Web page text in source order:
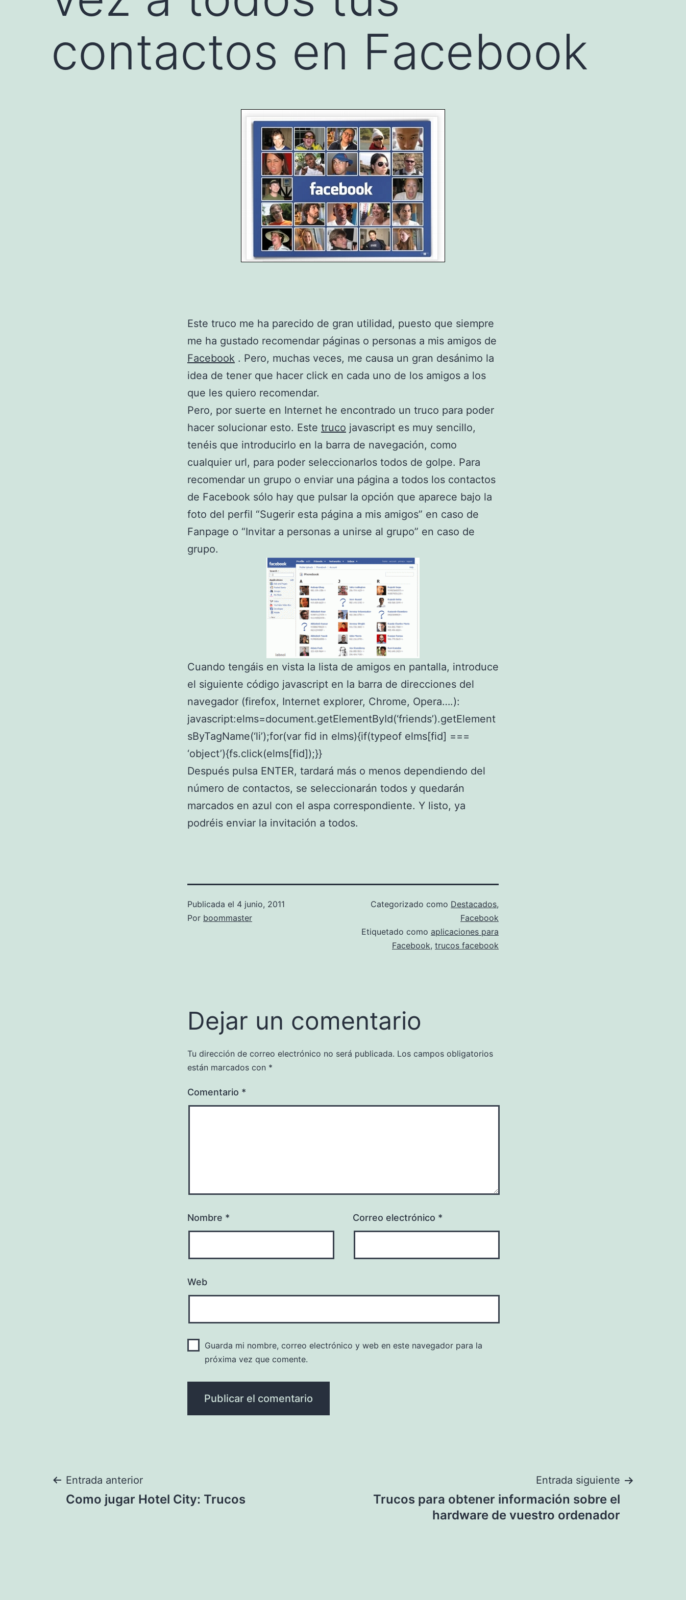
contactos en Facebook
Este truco me ha parecido de gran utilidad, puesto que siempre
me ha gustado recomendar páginas o personas a mis amigos de
Facebook . Pero, muchas veces, me causa un gran desánimo la
idea de tener que hacer click en cada uno de los amigos a los
que les quiero recomendar.
Pero, por suerte en Internet he encontrado un truco para poder
hacer solucionar esto. Este truco javascript es muy sencillo,
tenéis que introducirlo en la barra de navegación, como
cualquier url, para poder seleccionarlos todos de golpe. Para
recomendar un grupo o enviar una página a todos los contactos
de Facebook sólo hay que pulsar la opción que aparece bajo la
foto del perfil “Sugerir esta página a mis amigos” en caso de
Fanpage o “Invitar a personas a unirse al grupo” en caso de
grupo.
Cuando tengáis en vista la lista de amigos en pantalla, introduce
el siguiente código javascript en la barra de direcciones del
navegador (firefox, Internet explorer, Chrome, Opera….):
javascript:elms=document.getElementById(‘friends’).getElement
sByTagName(‘li’);for(var fid in elms){if(typeof elms[fid] ===
‘object’){fs.click(elms[fid]);}}
Después pulsa ENTER, tardará más o menos dependiendo del
número de contactos, se seleccionarán todos y quedarán
marcados en azul con el aspa correspondiente. Y listo, ya
podréis enviar la invitación a todos.
Publicada el 4 junio, 2011
Por boommaster
Categorizado como Destacados,
Facebook
Etiquetado como aplicaciones para
Facebook, trucos facebook
Dejar un comentario
Tu dirección de correo electrónico no será publicada. Los campos obligatorios
están marcados con *
Comentario *
Nombre * Correo electrónico *
Web
Guarda mi nombre, correo electrónico y web en este navegador para la
próxima vez que comente.
Navegación
Entrada anterior
Como jugar Hotel City: Trucos
Entrada siguiente
Trucos para obtener información sobre el
hardware de vuestro ordenador